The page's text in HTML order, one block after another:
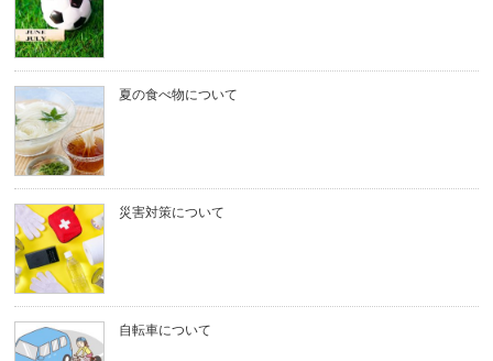
夏の食べ物について
災害対策について
自転車について